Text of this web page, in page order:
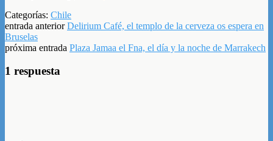
Categorías: Chile
entrada anteriorDelirium Café, el templo de la cerveza os espera en
Bruselas
próxima entrada Plaza Jamaa el Fna, el día y la noche de Marrakech
1 respuesta